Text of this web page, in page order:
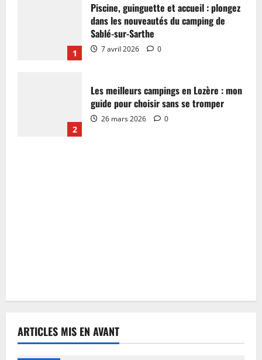
1
Piscine, guinguette et accueil : plongez
dans les nouveautés du camping de
Sablé-sur-Sarthe
7 avril 2026 0
2
Les meilleurs campings en Lozère : mon
guide pour choisir sans se tromper
26 mars 2026 0
ARTICLES MIS EN AVANT